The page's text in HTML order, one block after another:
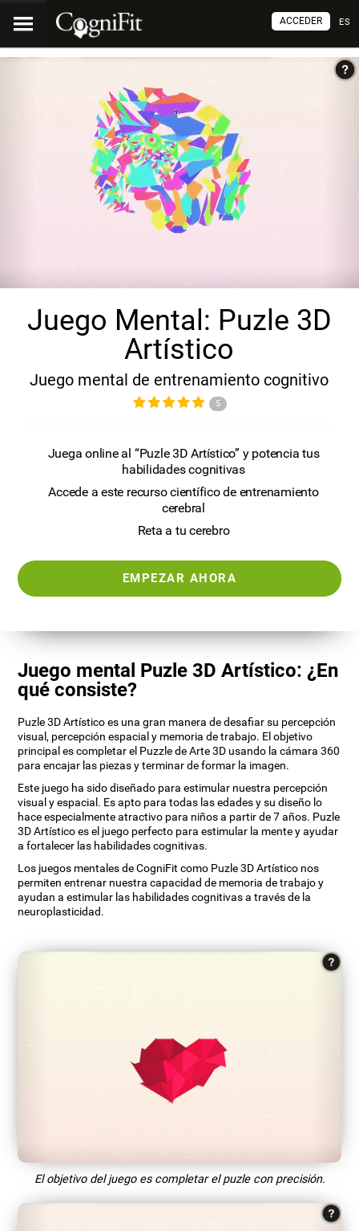
ES
ACCEDER
Juego Mental: Puzle 3D
Artístico
Juego mental de entrenamiento cognitivo
5
Juega online al “Puzle 3D Artístico” y potencia tus
habilidades cognitivas
Accede a este recurso científico de entrenamiento
cerebral
Reta a tu cerebro
EMPEZAR AHORA
Juego mental Puzle 3D Artístico: ¿En
qué consiste?
Puzle 3D Artístico es una gran manera de desafiar su percepción
visual, percepción espacial y memoria de trabajo. El objetivo
principal es completar el Puzzle de Arte 3D usando la cámara 360
para encajar las piezas y terminar de formar la imagen.
Este juego ha sido diseñado para estimular nuestra percepción
visual y espacial. Es apto para todas las edades y su diseño lo
hace especialmente atractivo para niños a partir de 7 años. Puzle
3D Artístico es el juego perfecto para estimular la mente y ayudar
a fortalecer las habilidades cognitivas.
Los juegos mentales de CogniFit como Puzle 3D Artístico nos
permiten entrenar nuestra capacidad de memoria de trabajo y
ayudan a estimular las habilidades cognitivas a través de la
neuroplasticidad.
El objetivo del juego es completar el puzle con precisión.